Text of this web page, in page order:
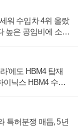
워 수입차 4위 올랐
높은 공임비에 소비
'에도 HBM4 탑재
이닉스 HBM4 수율
특허분쟁 매듭, 5년